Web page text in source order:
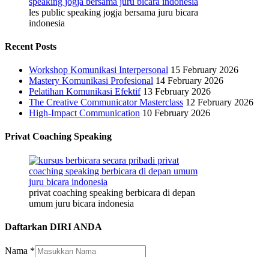
les public speaking jogja bersama juru bicara
indonesia
Recent Posts
Workshop Komunikasi Interpersonal 15 February 2026
Mastery Komunikasi Profesional 14 February 2026
Pelatihan Komunikasi Efektif 13 February 2026
The Creative Communicator Masterclass 12 February 2026
High-Impact Communication 10 February 2026
Privat Coaching Speaking
privat coaching speaking berbicara di depan
umum juru bicara indonesia
Daftarkan DIRI ANDA
Nama *